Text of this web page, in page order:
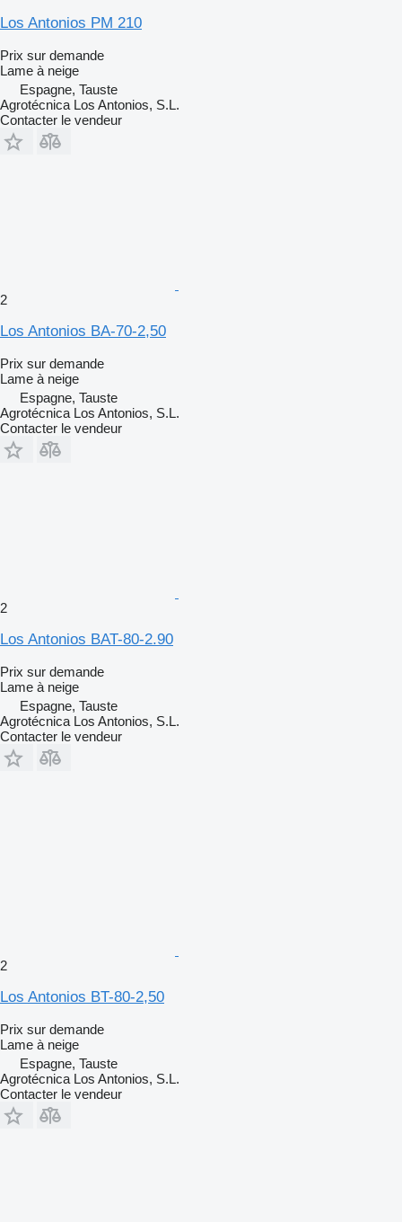
Los Antonios PM 210
Prix sur demande
Lame à neige
Espagne, Tauste
Agrotécnica Los Antonios, S.L.
Contacter le vendeur
2
Los Antonios BA-70-2,50
Prix sur demande
Lame à neige
Espagne, Tauste
Agrotécnica Los Antonios, S.L.
Contacter le vendeur
2
Los Antonios BAT-80-2.90
Prix sur demande
Lame à neige
Espagne, Tauste
Agrotécnica Los Antonios, S.L.
Contacter le vendeur
2
Los Antonios BT-80-2,50
Prix sur demande
Lame à neige
Espagne, Tauste
Agrotécnica Los Antonios, S.L.
Contacter le vendeur